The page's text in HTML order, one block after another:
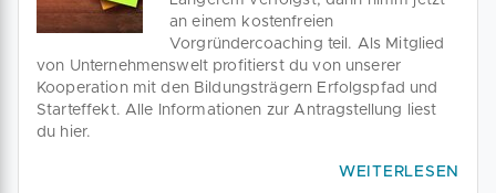
an einem kostenfreien
Vorgründercoaching teil. Als Mitglied
von Unternehmenswelt profitierst du von unserer
Kooperation mit den Bildungsträgern Erfolgspfad und
Starteffekt. Alle Informationen zur Antragstellung liest
du hier.
WEITERLESEN